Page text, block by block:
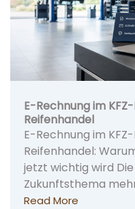
E-Rechnung im
Reifenhandel
E-Rechnung im
Reifenhandel:
jetzt wichtig wird
Zukunftsthema
Read More